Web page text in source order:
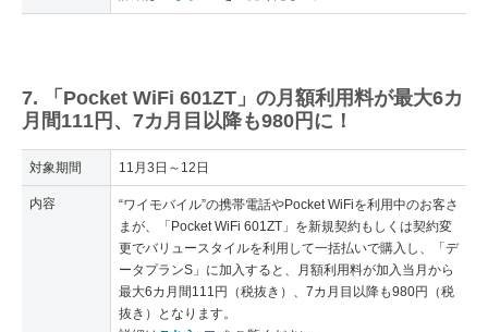
7. 「Pocket WiFi 601ZT」の月額利用料が最大6カ
月間111円、7カ月目以降も980円に！
対象期間 11月3日～12日
内容
“ワイモバイル”の携帯電話やPocket WiFiを利用中のお客さ
まが、「Pocket WiFi 601ZT」を新規契約もしくは契約変
更でバリュースタイルを利用して一括払いで購入し、「デ
ータプランS」に加入すると、月額利用料が加入当月から
最大6カ月間111円（税抜き）、7カ月目以降も980円（税
抜き）となります。